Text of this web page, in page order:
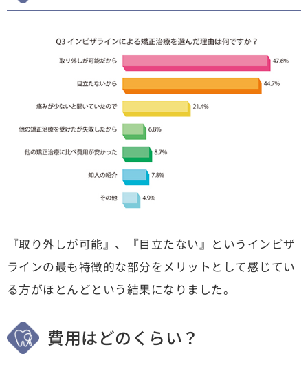
『取り外しが可能』、『目立たない』というインビザ
ラインの最も特徴的な部分をメリットとして感じてい
る方がほとんどという結果になりました。
費用はどのくらい？